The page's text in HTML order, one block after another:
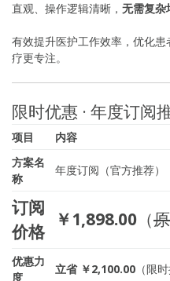
直观、操作逻辑清晰， 无需复杂
有效提升医护工作效率，优化
疗更专注。
限时优惠 · 年度订阅
项目
内容
方案名
称
年度订阅（官方推荐）
订阅
价格
￥1,898.00 （
优惠力
度
立省 ￥2,100.00 （限